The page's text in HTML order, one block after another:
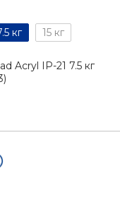
кг 15 кг
Acryl IР-21 7.5 кг